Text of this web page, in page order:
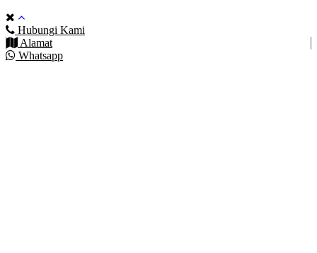
Hubungi Kami
Alamat
Whatsapp